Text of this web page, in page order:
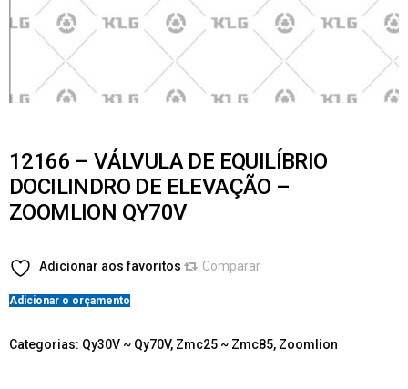
12166 – VÁLVULA DE EQUILÍBRIO
DOCILINDRO DE ELEVAÇÃO –
ZOOMLION QY70V
Adicionar aos favoritos Comparar
Adicionar o orçamento
Categorias: Qy30V ~ Qy70V, Zmc25 ~ Zmc85, Zoomlion